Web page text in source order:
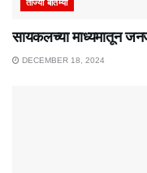
ताज्या बातम्या
सायकलच्या माध्यमातून
DECEMBER 18, 2024